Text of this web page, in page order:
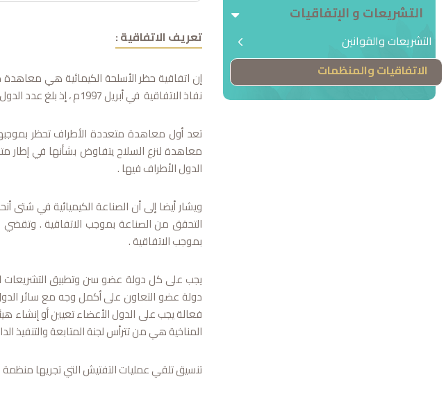
التشريعات و الإتفاقيات
التشريعات والقوانين
الاتفاقيات والمنظمات
تعريف الاتفاقية :
إن اتفاقية حظر الأسلحة الكيمائية هي معاهدة
نفاذ الاتفاقية في أبريل 1997م ، إذ بلغ عدد الدول الأطراف فيها 87 دولة ويبلغ مجموع الدول الأطراف في الاتفاقية 178 دولة حالياً .
تعد أول معاهدة متعددة الأطراف تحظر
معاهدة لنزع السلاح يتفاوض بشأنها في
الدول الأطراف فيها .
ويشار أيضا إلى أن الصناعة الكيميائية في
التحقق من الصناعة بموجب الاتفاقية . وتقضي
بموجب الاتفاقية .
يجب على كل دولة عضو سن وتطبيق التشريعات
دولة عضو التعاون على أكمل وجه مع سائر
فعالة يجب على الدول الأعضاء تعيين أو إنشاء
المناخية هي من تترأس لجنة المتابعة والتنفيذ
تنسيق تلقي عمليات التفتيش التي تجريها منظمة